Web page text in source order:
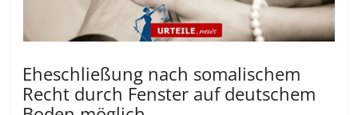
Eheschließung nach somalischem
Recht durch Fenster auf deutschem